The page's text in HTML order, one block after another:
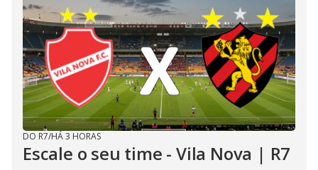
DO R7/HÁ 3 HORAS
Escale o seu time - Vila Nova | R7